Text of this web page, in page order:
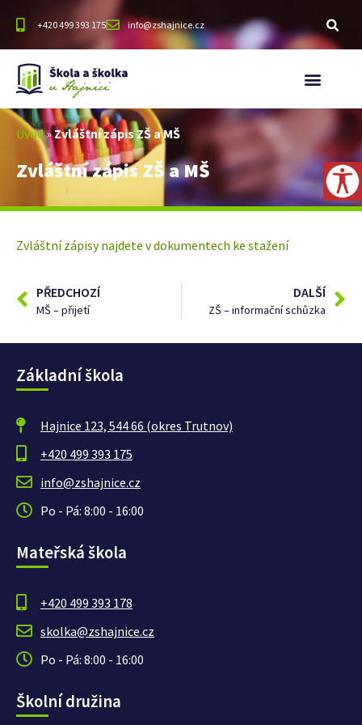
+420 499 393 175 info@zshajnice.cz
Úvod»Zvláštní zápis ZŠ a MŠ
Zvláštní zápis ZŠ a MŠ
Zvláštní zápisy najdete v dokumentech ke stažení
PŘEDCHOZÍ
MŠ – přijetí
DALŠÍ
ZŠ – informační schůzka
Základní škola
Hajnice 123, 544 66 (okres Trutnov)
+420 499 393 175
info@zshajnice.cz
Po - Pá: 8:00 - 16:00
Mateřská škola
+420 499 393 178
skolka@zshajnice.cz
Po - Pá: 8:00 - 16:00
Školní družina